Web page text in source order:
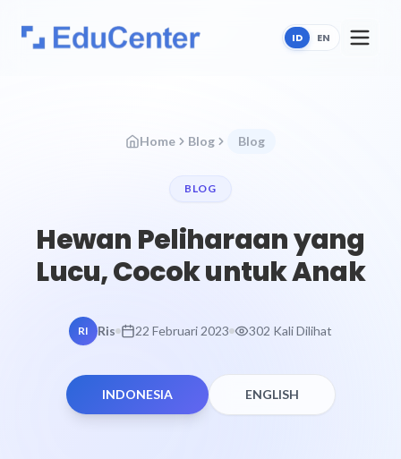
ID EN
Home Blog Blog
BLOG
Hewan Peliharaan yang
Lucu, Cocok untuk Anak
RI Ris 22 Februari 2023 302 Kali Dilihat
INDONESIA ENGLISH